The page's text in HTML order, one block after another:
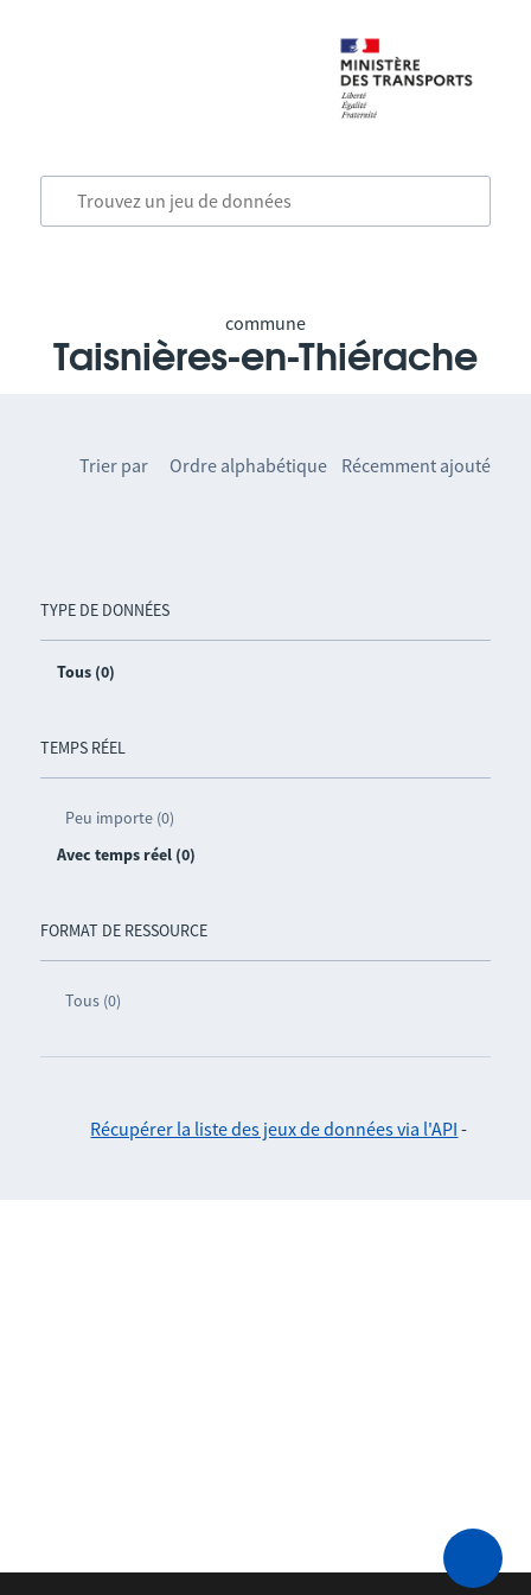
commune
Taisnières-en-Thiérache
TYPE DE DONNÉES
Tous (0)
TEMPS RÉEL
Peu importe (0)
Avec temps réel (0)
FORMAT DE RESSOURCE
Tous (0)
Trier par Ordre alphabétique Récemment ajouté
Récupérer la liste des jeux de données via l'API -